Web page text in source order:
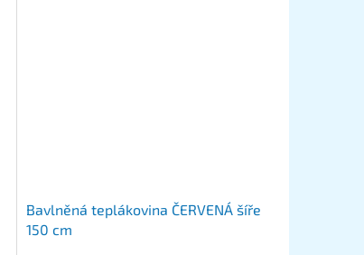
Bavlněná teplákovina ČERVENÁ šíře
150 cm